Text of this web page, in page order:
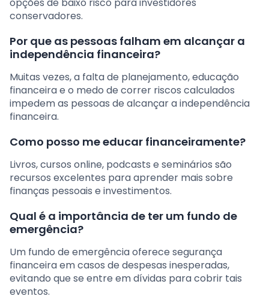
conservadores.
Por que as pessoas falham em alcançar a
independência financeira?
Muitas vezes, a falta de planejamento, educação
financeira e o medo de correr riscos calculados
impedem as pessoas de alcançar a independência
financeira.
Como posso me educar financeiramente?
Livros, cursos online, podcasts e seminários são
recursos excelentes para aprender mais sobre
finanças pessoais e investimentos.
Qual é a importância de ter um fundo de
emergência?
Um fundo de emergência oferece segurança
financeira em casos de despesas inesperadas,
evitando que se entre em dívidas para cobrir tais
eventos.